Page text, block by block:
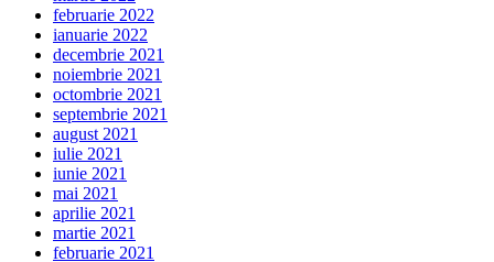
februarie 2022
ianuarie 2022
decembrie 2021
noiembrie 2021
octombrie 2021
septembrie 2021
august 2021
iulie 2021
iunie 2021
mai 2021
aprilie 2021
martie 2021
februarie 2021